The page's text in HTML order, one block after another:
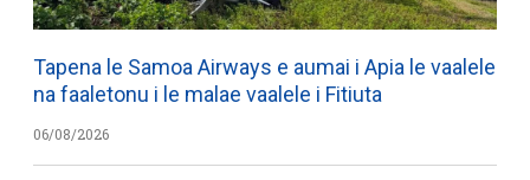
Tapena le Samoa Airways e aumai i Apia le vaalele
na faaletonu i le malae vaalele i Fitiuta
06/08/2026